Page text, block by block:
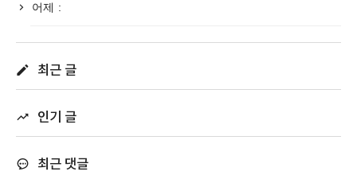
어제 :
최근 글
인기 글
최근 댓글